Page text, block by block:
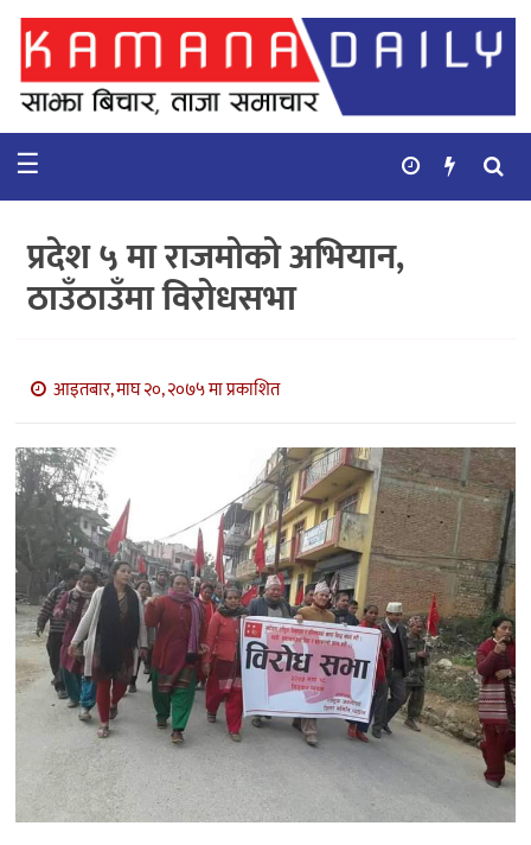
गृहपृष्ठ
समाचार
कुटनिती
कुराकानी
बाणिज्य
भिडियो
सिफारिस
☰
प्रदेश ५ मा राजमोको अभियान,
ठाउँठाउँमा विरोधसभा
आइतबार, माघ २०, २०७५ मा प्रकाशित